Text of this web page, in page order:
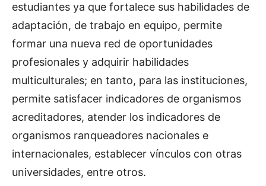
estudiantes ya que fortalece sus habilidades de
adaptación, de trabajo en equipo, permite
formar una nueva red de oportunidades
profesionales y adquirir habilidades
multiculturales; en tanto, para las instituciones,
permite satisfacer indicadores de organismos
acreditadores, atender los indicadores de
organismos ranqueadores nacionales e
internacionales, establecer vínculos con otras
universidades, entre otros.